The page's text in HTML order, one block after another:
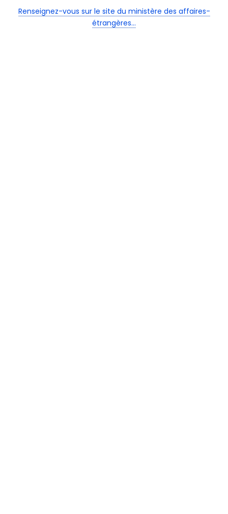
Renseignez-vous sur le site du ministère des affaires-
étrangères...